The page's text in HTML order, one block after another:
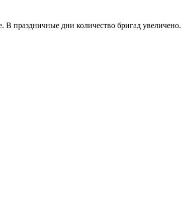
праздничные дни количество бригад увеличено.